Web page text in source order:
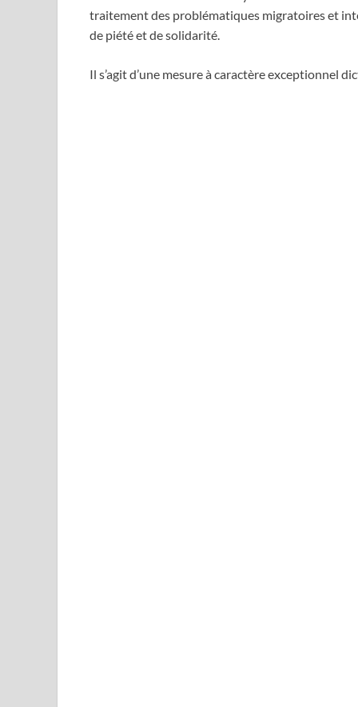
traitement des problématiques migratoires et
de piété et de solidarité.
Il s’agit d’une mesure à caractère exceptionnel